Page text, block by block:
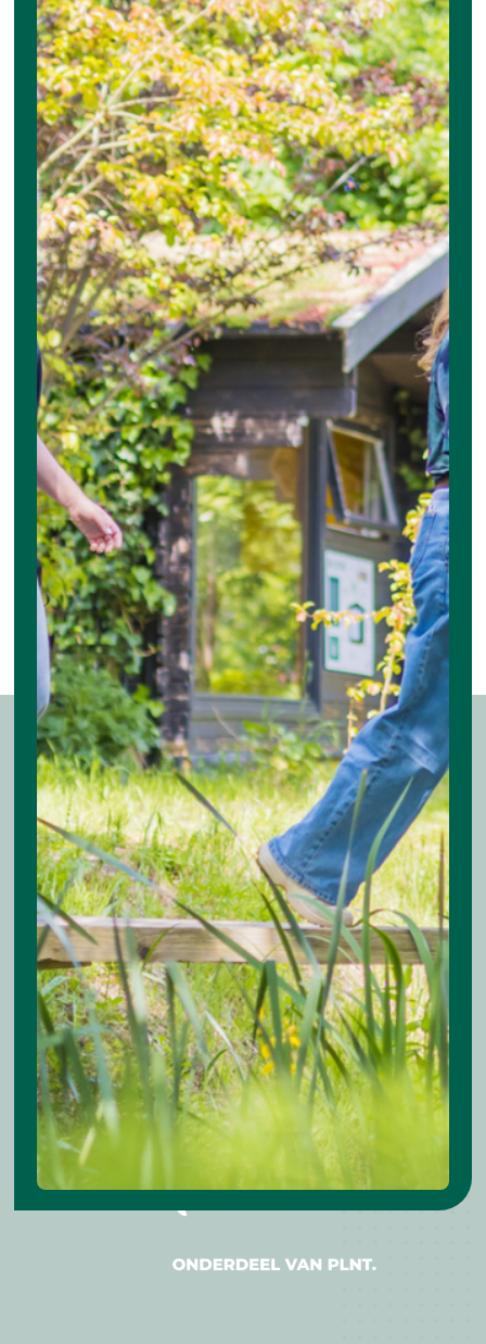
DIT VIND JE VAST OOK LEUK
Bekijk alle ons nieuws
14 juli 2026
VANAF NU OVERDEKT BUITEN
VERGADEREN BIJ THE FIELD!
Maandag 6 juli was het feest bij The Field: de
nieuwe circulaire terrasoverkapping werd officieel
geopend! Wethouder Prescillia…
Lees meer
CONTACT OPNEMEN?
thefield@plnt.nl
Meld je aan voor onze nieuwsbrief!
Je kunt ons vinden op Stationsplein 25,
2312 AJ Leiden